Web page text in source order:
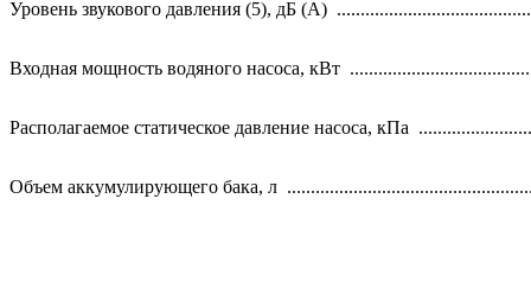
Уровень звукового давления (5), дБ (А)
Входная мощность водяного насоса, кВт
Располагаемое статическое давление насоса, кПа
Объем аккумулирующего бака, л